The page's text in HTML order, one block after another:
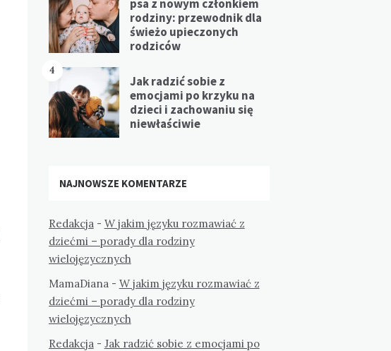
psa z nowym członkiem
rodziny: przewodnik dla
świeżo upieczonych
rodziców
4
Jak radzić sobie z
emocjami po krzyku na
dzieci i zachowaniu się
niewłaściwie
NAJNOWSZE KOMENTARZE
Redakcja - W jakim języku rozmawiać z
dziećmi – porady dla rodziny
wielojęzycznych
MamaDiana - W jakim języku rozmawiać z
dziećmi – porady dla rodziny
wielojęzycznych
Redakcja - Jak radzić sobie z emocjami po